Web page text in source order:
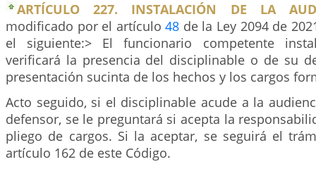
ARTÍCULO 227. INSTALACIÓN DE LA
modificado por el artículo48 de la Ley 2094 de
el siguiente:> El funcionario competente
verificará la presencia del disciplinable o de su
presentación sucinta de los hechos y los cargos
Acto seguido, si el disciplinable acude a la
defensor, se le preguntará si acepta la
pliego de cargos. Si la aceptar, se seguirá el
artículo 162 de este Código.